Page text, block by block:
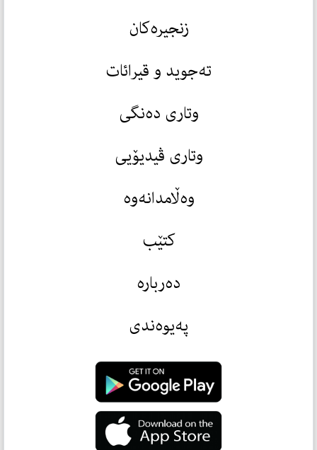
زنجیرەکان
تەجوید و قیرائات
وتاری دەنگی
وتاری ڤیدیۆیی
وەڵامدانەوە
کتێب
دەربارە
پەیوەندی